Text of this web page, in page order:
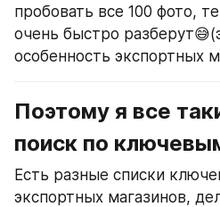
пробовать все 100 фото,
очень быстро
особенность экспортных
Поэтому я все
поиск по
Есть разные списки
экспортных магазинов,